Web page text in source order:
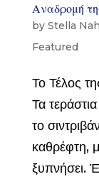
Αναδρομή
by Stella
Featured
Το Τέλος
Τα
το
καθρέφτη,
ξυπνήσει.